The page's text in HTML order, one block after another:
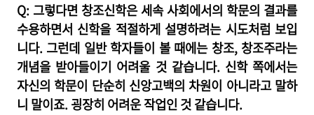
Q: 그렇다면 창조신학은 세속 사회에서의 학문의 결과를
수용하면서 신학을 적절하게 설명하려는 시도처럼 보입
니다. 그런데 일반 학자들이 볼 때에는 창조, 창조주라는
개념을 받아들이기 어려울 것 같습니다. 신학 쪽에서는
자신의 학문이 단순히 신앙고백의 차원이 아니라고 말하
니 말이죠. 굉장히 어려운 작업인 것 같습니다.